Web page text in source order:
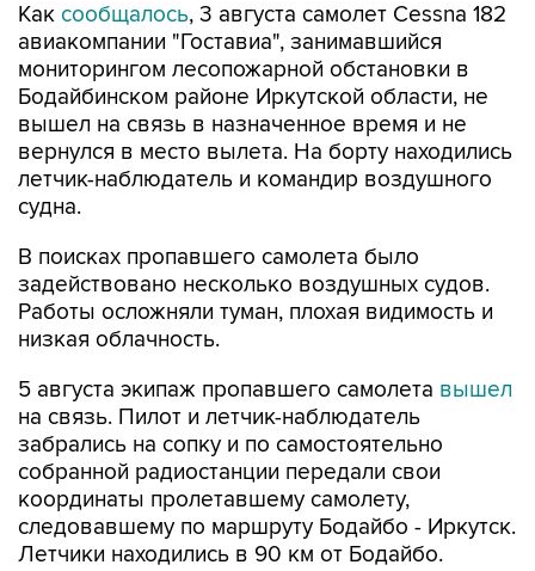
Как сообщалось, 3 августа самолет Cessna 182
авиакомпании "Гоставиа", занимавшийся
мониторингом лесопожарной обстановки в
Бодайбинском районе Иркутской области, не
вышел на связь в назначенное время и не
вернулся в место вылета. На борту находились
летчик-наблюдатель и командир воздушного
судна.
В поисках пропавшего самолета было
задействовано несколько воздушных судов.
Работы осложняли туман, плохая видимость и
низкая облачность.
5 августа экипаж пропавшего самолета вышел
на связь. Пилот и летчик-наблюдатель
забрались на сопку и по самостоятельно
собранной радиостанции передали свои
координаты пролетавшему самолету,
следовавшему по маршруту Бодайбо - Иркутск.
Летчики находились в 90 км от Бодайбо.